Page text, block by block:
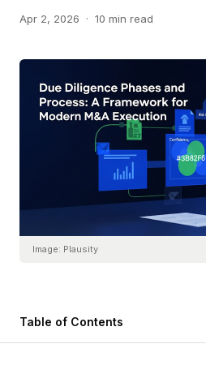
Apr 2, 2026 · 10 min read
Image: Plausity
Table of Contents